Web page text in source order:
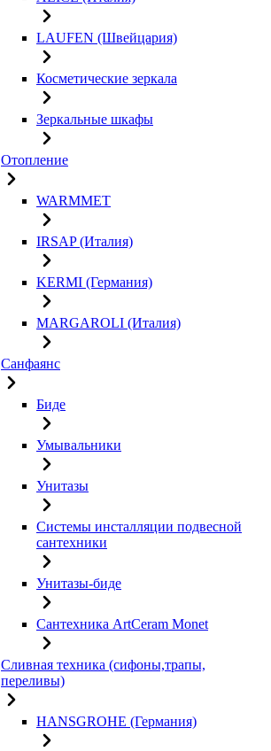
LAUFEN (Швейцария)
Косметические зеркала
Зеркальные шкафы
Отопление
WARMMET
IRSAP (Италия)
KERMI (Германия)
MARGAROLI (Италия)
Санфаянс
Биде
Умывальники
Унитазы
Системы инсталляции подвесной
сантехники
Унитазы-биде
Сантехника ArtCeram Monet
Сливная техника (сифоны,трапы,
переливы)
HANSGROHE (Германия)